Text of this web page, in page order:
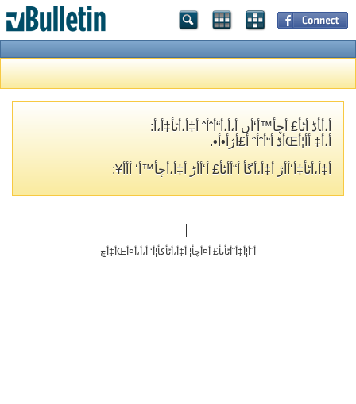
أ،أ‍أڈ أٹأ£ أچأ™أ‘أں أ،أ،أ“أˆأˆ أ‡أ،أٹأ‡أ،أ­:
أ،أ‡ أ­أ¦أŒأڈ أ“أˆأˆ أ£أژأ•أ•.
أ‡أ،أٹأ‡أ‘أ­أژ أ‡أ،أگأ­ أ“أ­أٹأ£ أ‘أ‌أڑ أ‡أ،أچأ™أ‘ أ‌أ­أ¥:
أˆأ¦أ‡أˆأٹأںأ£ أ¤أچأ¦ أ‡أ،أٹأکأ¦أ‘ أ،أ،أ¤أŒأ‡أچ